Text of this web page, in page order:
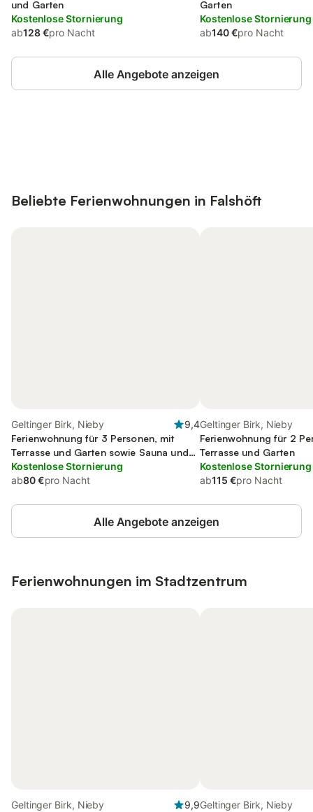
und Garten
Kostenlose Stornierung
ab128 €pro Nacht
Garten
Kostenlose Stornierung
ab140 €pro Nacht
Alle Angebote anzeigen
Beliebte Ferienwohnungen in Falshöft
Geltinger Birk, Nieby
9,4
Ferienwohnung für 3 Personen, mit
Terrasse und Garten sowie Sauna und
Ausblick
Kostenlose Stornierung
ab80 €pro Nacht
Geltinger Birk, Nieby
Ferienwohnung für 2
Terrasse und Garten
Kostenlose Stornierung
ab115 €pro Nacht
Alle Angebote anzeigen
Ferienwohnungen im Stadtzentrum
Geltinger Birk, Nieby
9,9Geltinger Birk, Nieby